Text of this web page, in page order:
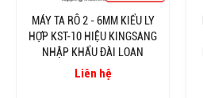
MÁY TA RÔ 2 - 6MM KIỂU LY
HỢP KST-10 HIỆU KINGSANG
NHẬP KHẨU ĐÀI LOAN
Liên hệ